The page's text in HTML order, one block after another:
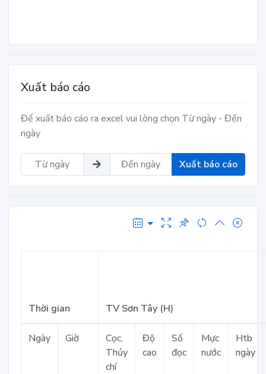
Xuất báo cáo
Để xuất báo cáo ra excel vui lòng chọn Từ ngày - Đến
ngày
Xuất báo cáo
Thời gian TV Sơn Tây (H)
Ngày Giờ
Cọc,
Thủy
chí
Độ
cao
Số
đọc
Mực
nước
Htb
ngày